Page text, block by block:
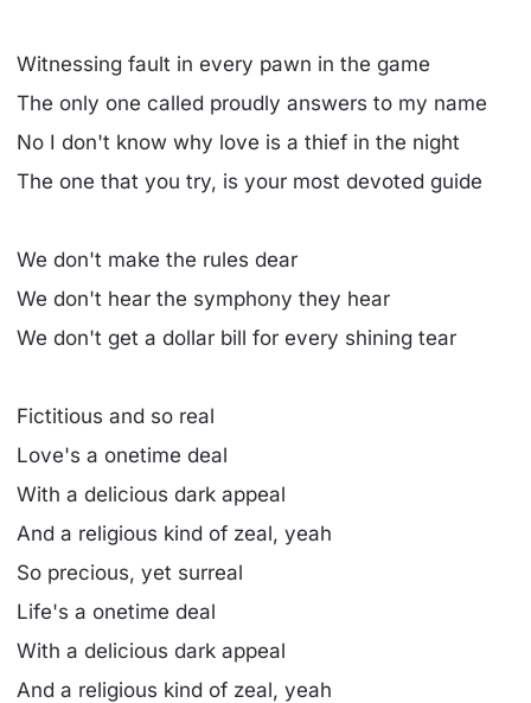
Witnessing fault in every pawn in the game
The only one called proudly answers to my name
No I don't know why love is a thief in the night
The one that you try, is your most devoted guide
We don't make the rules dear
We don't hear the symphony they hear
We don't get a dollar bill for every shining tear
Fictitious and so real
Love's a onetime deal
With a delicious dark appeal
And a religious kind of zeal, yeah
So precious, yet surreal
Life's a onetime deal
With a delicious dark appeal
And a religious kind of zeal, yeah